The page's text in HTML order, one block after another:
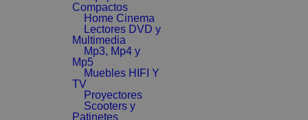
Compactos
Home Cinema
Lectores DVD y
Multimedia
Mp3, Mp4 y
Mp5
Muebles HIFI Y
TV
Proyectores
Scooters y
Patinetes